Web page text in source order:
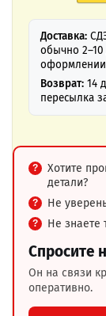
Доставка:
обычно 2–10
оформлении
Возврат: 14
пересылка
Хотите
детали?
Не
Не знаете
Спросите
Он на связи
оперативно.